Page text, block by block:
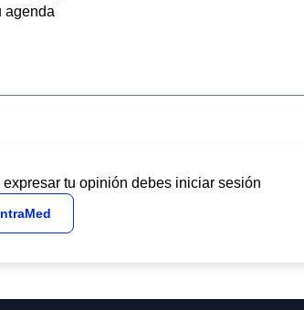
agenda
tu opinión debes iniciar sesión